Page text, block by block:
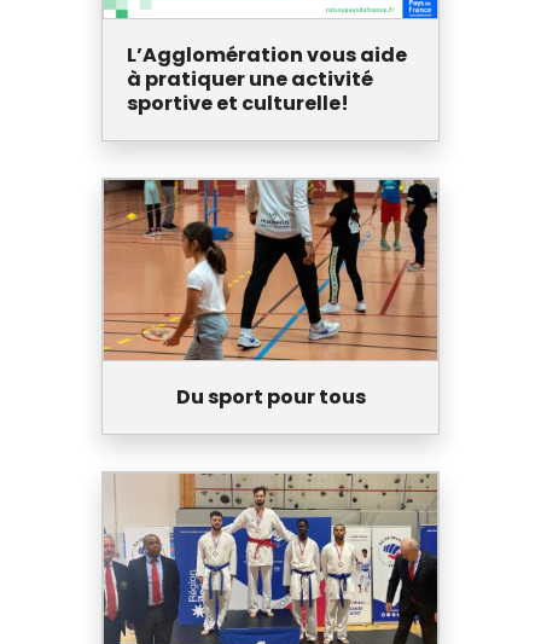
L’Agglomération vous aide
à pratiquer une activité
sportive et culturelle!
Du sport pour tous